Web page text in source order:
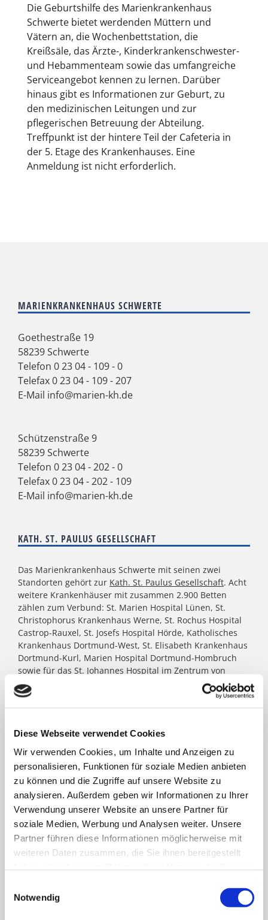
Diese Webseite verwendet Cookies
Wir verwenden Cookies, um Inhalte und Anzeigen zu
personalisieren, Funktionen für soziale Medien anbieten
zu können und die Zugriffe auf unsere Website zu
analysieren. Außerdem geben wir Informationen zu Ihrer
Verwendung unserer Website an unsere Partner für
soziale Medien, Werbung und Analysen weiter. Unsere
Partner führen diese Informationen möglicherweise mit
weiteren Daten zusammen, die Sie ihnen bereitgestellt
Notwendig
Die Geburtshilfe des Marienkrankenhaus
Schwerte bietet werdenden Müttern und
Vätern an, die Wochenbettstation, die
Kreißsäle, das Ärzte-, Kinderkrankenschwester-
und Hebammenteam sowie das umfangreiche
Serviceangebot kennen zu lernen. Darüber
hinaus gibt es Informationen zur Geburt, zu
den medizinischen Leitungen und zur
pflegerischen Betreuung der Abteilung.
Treffpunkt ist der hintere Teil der Cafeteria in
der 5. Etage des Krankenhauses. Eine
Anmeldung ist nicht erforderlich.
MARIENKRANKENHAUS SCHWERTE
Goethestraße 19
58239 Schwerte
Telefon 0 23 04 - 109 - 0
Telefax 0 23 04 - 109 - 207
E-Mail info@marien-kh.de
Schützenstraße 9
58239 Schwerte
Telefon 0 23 04 - 202 - 0
Telefax 0 23 04 - 202 - 109
E-Mail info@marien-kh.de
KATH. ST. PAULUS GESELLSCHAFT
Das Marienkrankenhaus Schwerte mit seinen zwei
Standorten gehört zur Kath. St. Paulus Gesellschaft. Acht
weitere Krankenhäuser mit zusammen 2.900 Betten
zählen zum Verbund: St. Marien Hospital Lünen, St.
Christophorus Krankenhaus Werne, St. Rochus Hospital
Castrop-Rauxel, St. Josefs Hospital Hörde, Katholisches
Krankenhaus Dortmund-West, St. Elisabeth Krankenhaus
Dortmund-Kurl, Marien Hospital Dortmund-Hombruch
sowie für das St. Johannes Hospital im Zentrum von
Dortmund. Darüber hinaus agieren unter dem Paulus-
Dach Altenheime und eine Jugendhilfe-Einrichtung. Die
Kath. St. Paulus Gesellschaft zählt zu den größten
8.500 Menschen arbeiten für das Wohl der ihnen
Jugendlichen.
FACHBEREICHE
Klinik für Allgemein-, Viszeral- und minimal-
invasive Chirurgie